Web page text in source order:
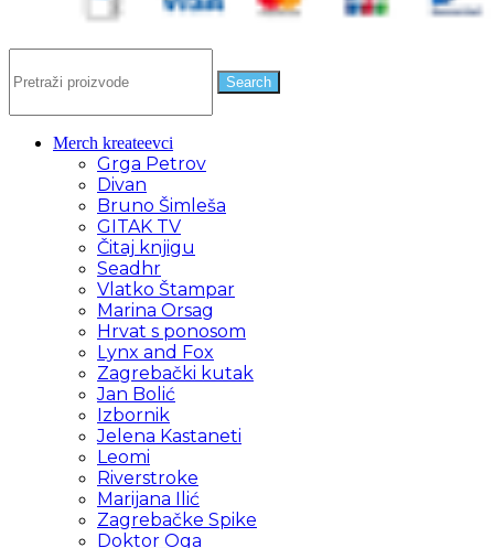
Search
Merch kreateevci
Grga Petrov
Divan
Bruno Šimleša
GITAK TV
Čitaj knjigu
Seadhr
Vlatko Štampar
Marina Orsag
Hrvat s ponosom
Lynx and Fox
Zagrebački kutak
Jan Bolić
Izbornik
Jelena Kastaneti
Leomi
Riverstroke
Marijana Ilić
Zagrebačke Spike
Doktor Oga